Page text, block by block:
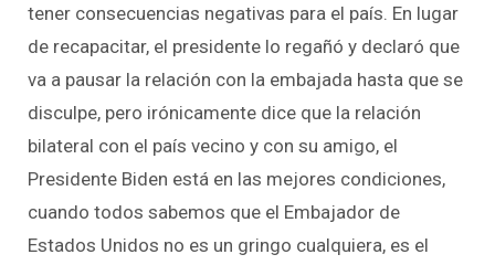
tener consecuencias negativas para el país. En lugar
de recapacitar, el presidente lo regañó y declaró que
va a pausar la relación con la embajada hasta que se
disculpe, pero irónicamente dice que la relación
bilateral con el país vecino y con su amigo, el
Presidente Biden está en las mejores condiciones,
cuando todos sabemos que el Embajador de
Estados Unidos no es un gringo cualquiera, es el